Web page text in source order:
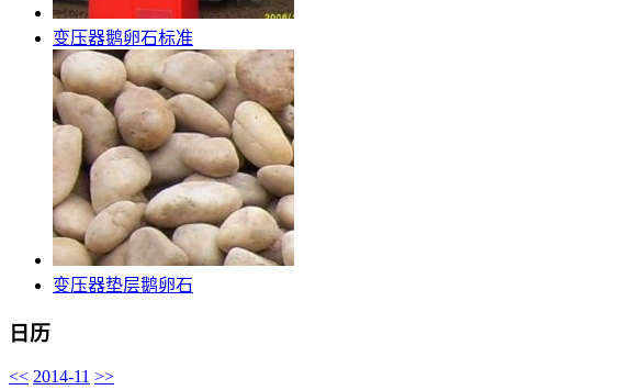
变压器鹅卵石标准
变压器垫层鹅卵石
日历
<< 2014-11 >>